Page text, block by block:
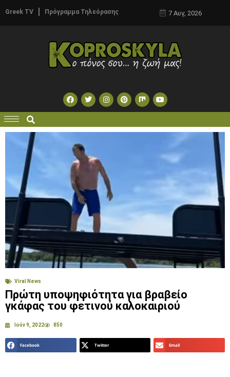
Greek TV Πρόγραμμα Τηλεόρασης 7 Αυγ, 2026
Viral News
Πρώτη υποψηφιότητα για βραβείο
γκάφας του φετινού καλοκαιριού
Ιούν 9, 2022 850
Facebook Twitter Email